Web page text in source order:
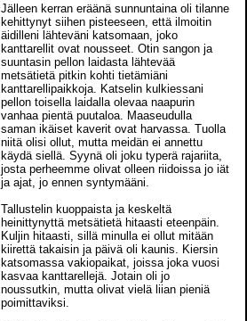
Jälleen kerran eräänä sunnuntaina oli tilanne
kehittynyt siihen pisteeseen, että ilmoitin
äidilleni lähteväni katsomaan, joko
kanttarellit ovat nousseet. Otin sangon ja
suuntasin pellon laidasta lähtevää
metsätietä pitkin kohti tietämiäni
kanttarellipaikkoja. Katselin kulkiessani
pellon toisella laidalla olevaa naapurin
vanhaa pientä puutaloa. Maaseudulla
saman ikäiset kaverit ovat harvassa. Tuolla
niitä olisi ollut, mutta meidän ei annettu
käydä siellä. Syynä oli joku typerä rajariita,
josta perheemme olivat olleen riidoissa jo iät
ja ajat, jo ennen syntymääni.
Tallustelin kuoppaista ja keskeltä
heinittynyttä metsätietä hitaasti eteenpäin.
Kuljin hitaasti, sillä minulla ei ollut mitään
kiirettä takaisin ja päivä oli kaunis. Kiersin
katsomassa vakiopaikat, joissa joka vuosi
kasvaa kanttarellejä. Jotain oli jo
noussutkin, mutta olivat vielä liian pieniä
poimittaviksi.